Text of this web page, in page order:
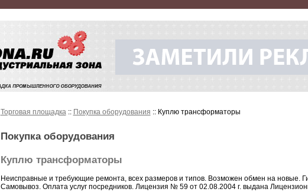
Торговая площадка:: Покупка оборудования :: Куплю трансформаторы
Покупка оборудования
Куплю трансформаторы
Неисправные и требующие ремонта, всех размеров и типов. Возможен обмен на новые.
Самовывоз. Оплата услуг посредников. Лицензия № 59 от 02.08.2004 г. выдана